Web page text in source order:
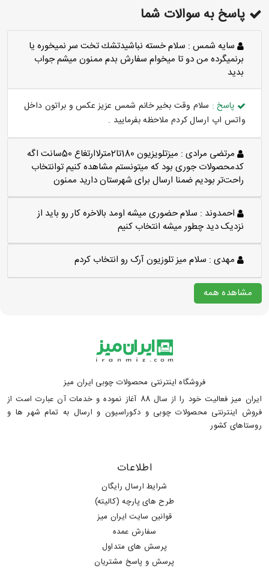
پاسخ به سوالات شما
سايه شمس : سلام خسته نباشيدتشك تخت سر نميخوره يا
برنميگرده من دو تا ميخوام سفارش بدم ممنون ميشم جواب
بديد
پاسخ : سلام وقت بخیر خانم شمس عزیز عکس و براتون داخل
واتس اپ ارسال کردم ملاحظه بفرمایید .
مرتضی مرادی :
میزتلویزیون 180تا2مترلاارتغاع 50سانت اگه
کدمحصولات جوری بود که میتونستم مشاهده کنیم توانتخاب
راحت‌تر بودیم ضمنا ارسال برای شهرستان دارید ممنون
احمدوند : سلام حضوری میشه اومد بالاخره کار رو باید از
نزدیک دید چطور میشه انتخاب کنیم
مهدی : سلام میز تلوزیون آرک رو انتخاب کردم
مشاهده همه
فروشگاه اینترنتی محصولات چوبی ایران میز
ایران میز فعالیت خود را از سال 88 آغاز نموده و خدمات آن عبارت است از
فروش اینترنتی محصولات چوبی و دکوراسیون و ارسال به تمام شهر ها و
روستاهای کشور
اطلاعات
شرایط ارسال رایگان
طرح های پارچه (کالیته)
قوانین سایت ایران میز
سفارش عمده
پرسش های متداول
پرسش و پاسخ مشتریان